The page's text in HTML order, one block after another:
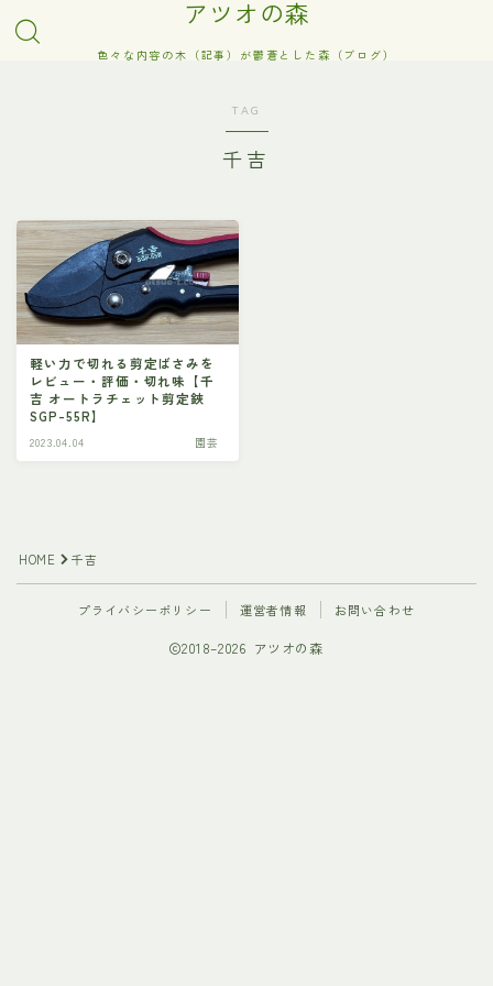
アツオの森
色々な内容の木（記事）が鬱蒼とした森（ブログ）
TAG
千吉
軽い力で切れる剪定ばさみを
レビュー・評価・切れ味【千
吉 オートラチェット剪定鋏
SGP-55R】
2023.04.04 園芸
HOME 千吉
プライバシーポリシー 運営者情報 お問い合わせ
2018–2026 アツオの森